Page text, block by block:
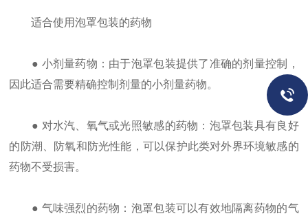
适合使用泡罩包装的药物
● 小剂量药物：由于泡罩包装提供了准确的剂量控制，
因此适合需要精确控制剂量的小剂量药物。
● 对水汽、氧气或光照敏感的药物：泡罩包装具有良好
的防潮、防氧和防光性能，可以保护此类对外界环境敏感的
药物不受损害。
● 气味强烈的药物：泡罩包装可以有效地隔离药物的气